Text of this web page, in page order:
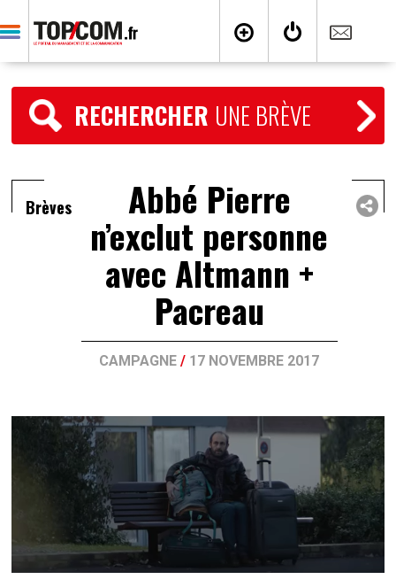
RECHERCHER UNE BRÈVE
Brèves Abbé Pierre
n’exclut personne
avec Altmann +
Pacreau
CAMPAGNE / 17 NOVEMBRE 2017